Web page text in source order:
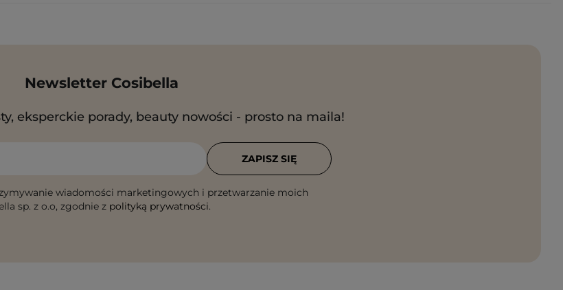
Newsletter Cosibella
eksperckie porady, beauty nowości - prosto na maila!
wiadomości marketingowych i przetwarzanie moich
sp. z o.o, zgodnie z polityką prywatności.
ZAPISZ SIĘ